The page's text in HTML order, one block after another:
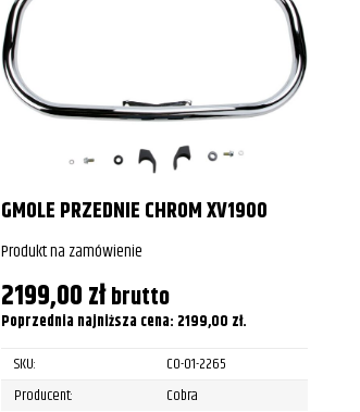
GMOLE PRZEDNIE CHROM XV1900
Produkt na zamówienie
2199,00złbrutto
Poprzednia najniższa cena: 2199,00 zł.
SKU:
CO-01-2265
Producent:
Cobra